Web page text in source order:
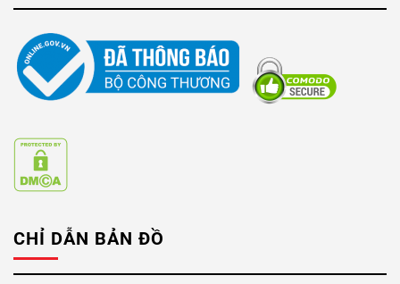
CHỈ DẪN BẢN ĐỒ